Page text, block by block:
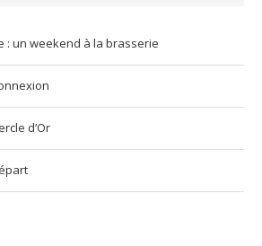
: un weekend à la brasserie
d’Or